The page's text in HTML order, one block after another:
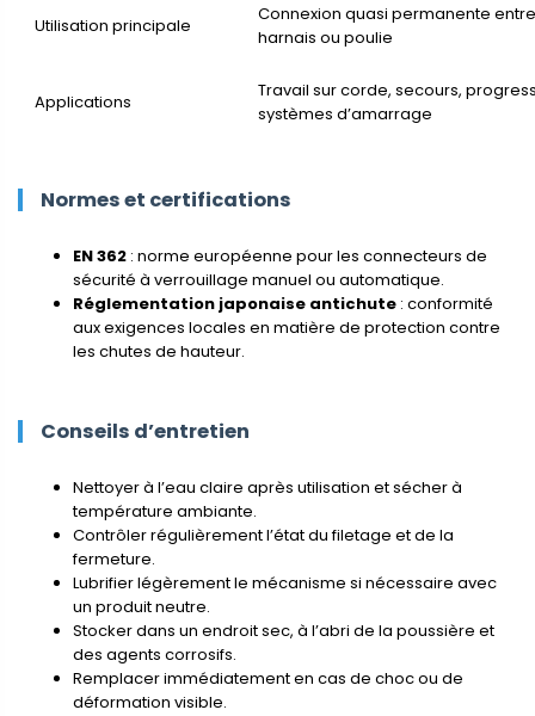
Utilisation principale
Connexion quasi permanente
harnais ou poulie
Applications
Travail sur corde, secours,
systèmes d’amarrage
Normes et certifications
EN 362 : norme européenne pour les connecteurs de
sécurité à verrouillage manuel ou automatique.
Réglementation japonaise antichute : conformité
aux exigences locales en matière de protection contre
les chutes de hauteur.
Conseils d’entretien
Nettoyer à l’eau claire après utilisation et sécher à
température ambiante.
Contrôler régulièrement l’état du filetage et de la
fermeture.
Lubrifier légèrement le mécanisme si nécessaire avec
un produit neutre.
Stocker dans un endroit sec, à l’abri de la poussière et
des agents corrosifs.
Remplacer immédiatement en cas de choc ou de
déformation visible.